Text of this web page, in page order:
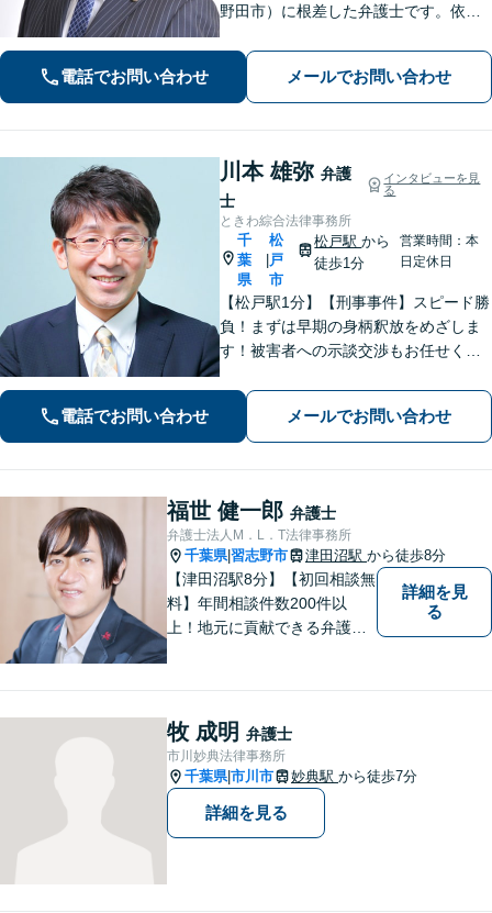
野田市）に根差した弁護士です。依頼
の解決に当たります。離婚・交通事
故・債務整理をはじめとする諸問題に
お困りの際はまずはご相談下さい。
電話でお問い合わせ メールでお問い合わせ
川本 雄弥 弁護
士
インタビューを見
る
ときわ綜合法律事務所
千
葉
県
松
戸
市
松戸駅から
徒歩1分
営業時間：本
日定休日
【松戸駅1分】【刑事事件】スピード勝
負！まずは早期の身柄釈放をめざしま
す！被害者への示談交渉もお任せくだ
も」で悩んでいませんか？証拠の集め
方や交渉の進め方には自信がありま
す。調停もお任せください。
電話でお問い合わせ メールでお問い合わせ
福世 健一郎 弁護士
弁護士法人M．L．T法律事務所
千葉県|習志野市 津田沼駅 から徒歩8分
【津田沼駅8分】【初回相談無
料】年間相談件数200件以
上！地元に貢献できる弁護士
貞に関して実績多数、女性側
からのご相談にも注力してい
ます。あなたの思いをしっか
りと伺います。
詳細を見
る
牧 成明 弁護士
市川妙典法律事務所
千葉県|市川市 妙典駅 から徒歩7分
詳細を見る